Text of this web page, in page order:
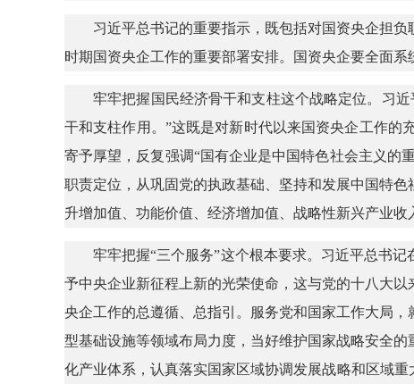
习近平总书记的重要指示，既包括对国资央企担
时期国资央企工作的重要部署安排。国资央企要全面
牢牢把握国民经济骨干和支柱这个战略定位。习
干和支柱作用。”这既是对新时代以来国资央企工作的
寄予厚望，反复强调“国有企业是中国特色社会主义的
职责定位，从巩固党的执政基础、坚持和发展中国特
升增加值、功能价值、经济增加值、战略性新兴产业
牢牢把握“三个服务”这个根本要求。习近平总书
予中央企业新征程上新的光荣使命，这与党的十八大
央企工作的总遵循、总指引。服务党和国家工作大局
型基础设施等领域布局力度，当好维护国家战略安全
化产业体系，认真落实国家区域协调发展战略和区域